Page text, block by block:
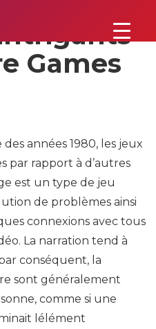
Games
années 1980, les jeux
par rapport à d’autres
est un type de jeu
de problèmes ainsi
connexions avec tous
La narration tend à
conséquent, la
sont généralement
comme si une
lélément